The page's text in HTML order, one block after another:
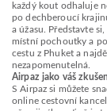
každý kout odhaluje
po dechberoucí
a úžasu. Představte
místní pochoutky a
cestu z Phuket a
nezapomenutelná.
Airpaz jako váš
S Airpaz si můžete
online cestovní